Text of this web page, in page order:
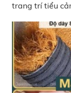
trang trí tiểu
làm của bạn
của chúng tôi
thông tin hữu
bạn